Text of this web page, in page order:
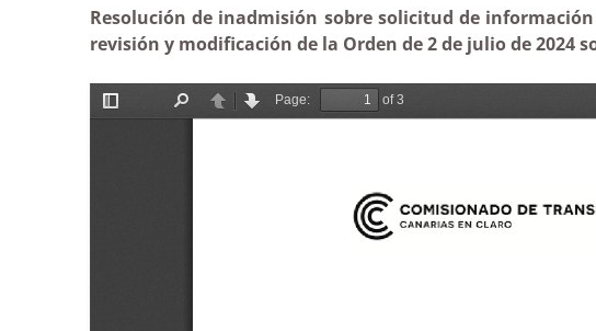
Resolución de inadmisión sobre solicitud de
revisión y modificación de la Orden de 2 de julio de 2024